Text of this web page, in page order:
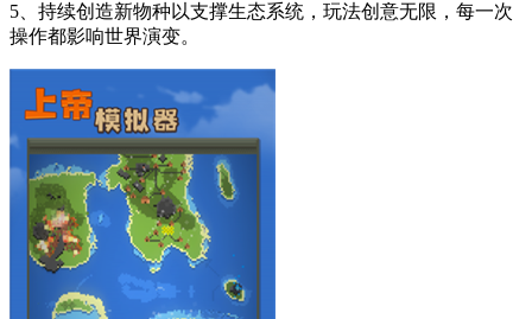
5、持续创造新物种以支撑生态系统，玩法创意无限，每一次
操作都影响世界演变。